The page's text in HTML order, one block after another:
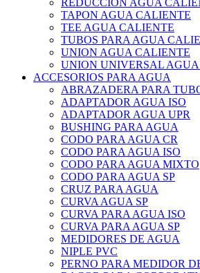
REDUCCION AGUA
TAPON AGUA CALIENTE
TEE AGUA CALIENTE
TUBOS PARA AGUA
UNION AGUA CALIENTE
UNION UNIVERSAL
ACCESORIOS PARA AGUA
ABRAZADERA PARA
ADAPTADOR AGUA ISO
ADAPTADOR AGUA UPR
BUSHING PARA AGUA
CODO PARA AGUA CR
CODO PARA AGUA ISO
CODO PARA AGUA MIXTO
CODO PARA AGUA SP
CRUZ PARA AGUA
CURVA AGUA SP
CURVA PARA AGUA ISO
CURVA PARA AGUA SP
MEDIDORES DE AGUA
NIPLE PVC
PERNO PARA MEDIDOR